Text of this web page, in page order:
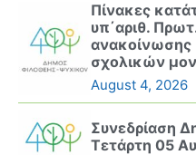
Πίνακες
υπ΄αριθ.
ανακοίνωσης
σχολικών
August 4, 2026
Συνεδρίαση
Τετάρτη 05